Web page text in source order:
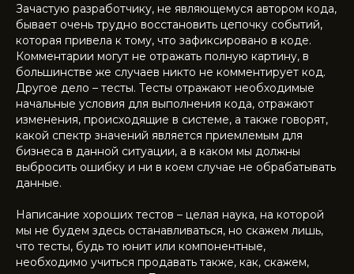
Зачастую разработчику, не являющемуся автором кода,
бывает очень трудно восстановить цепочку событий,
которая привела к тому, что зафиксировано в коде.
Комментарии могут не отражать полную картину, в
большинстве же случаев никто не комментирует код.
Другое дело – тесты. Тесты отражают необходимые
начальные условия для выполнения кода, отражают
изменения, происходящие в системе, а также говорят,
какой спектр значений является приемлемым для
бизнеса в данной ситуации, а в каком мы должны
выбросить ошибку и ни в коем случае не обрабатывать
данные.
Написание хороших тестов – целая наука, на которой
мы не будем здесь останавливаться, но скажем лишь,
что тесты, будь то юнит или компонентные,
необходимо учиться продавать также, как, скажем,